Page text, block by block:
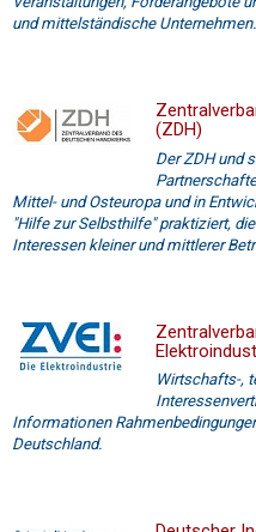
und mittelständische Unternehmen.
(ZDH)
Der ZDH und
Mittel- und Osteuropa und in
"Hilfe zur Selbsthilfe" praktiziert,
Interessen kleiner und mittlerer
Wirtschafts-,
Informationen
Deutschland.